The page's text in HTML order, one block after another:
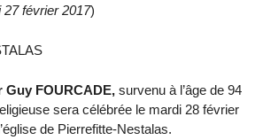
27 février 2017)
Guy FOURCADE, survenu à l’âge de 94
sera célébrée le mardi 28 février
de Pierrefitte-Nestalas.